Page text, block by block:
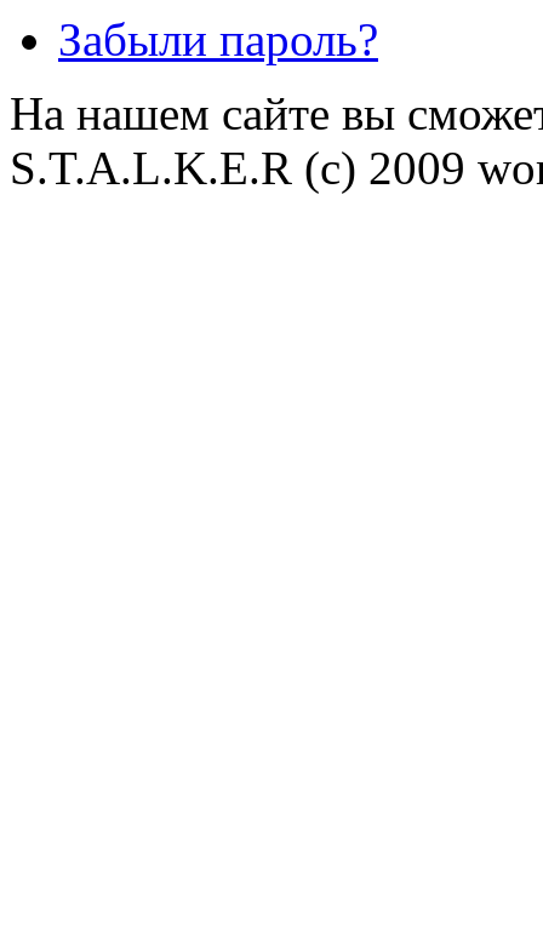
Забыли пароль?
На нашем сайте вы
S.T.A.L.K.E.R (с) 2009